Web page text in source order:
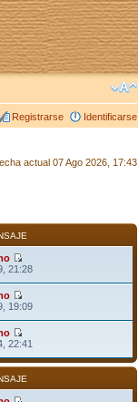
Registrarse Identificarse
actual 07 Ago 2026, 17:43
21:28
19:09
22:41